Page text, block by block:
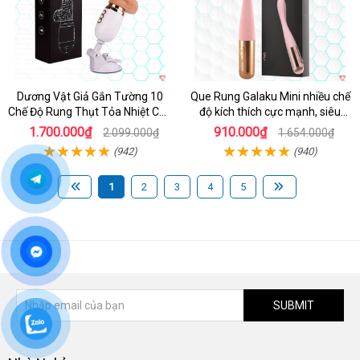
Dương Vật Giả Gắn Tường 10
Chế Độ Rung Thụt Tỏa Nhiệt Cao
Cấp
1.700.000₫ 2.099.000₫
(942)
Que Rung Galaku Mini nhiều chế
độ kích thích cực mạnh, siêu
sướng
910.000₫ 1.654.000₫
(940)
1 2 3 4 5
SUBMIT